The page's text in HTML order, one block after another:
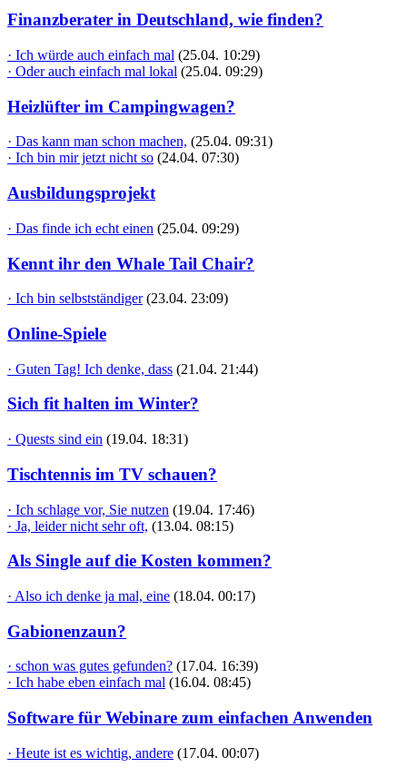
Finanzberater in Deutschland, wie finden?
· Ich würde auch einfach mal (25.04. 10:29)
· Oder auch einfach mal lokal (25.04. 09:29)
Heizlüfter im Campingwagen?
· Das kann man schon machen, (25.04. 09:31)
· Ich bin mir jetzt nicht so (24.04. 07:30)
Ausbildungsprojekt
· Das finde ich echt einen (25.04. 09:29)
Kennt ihr den Whale Tail Chair?
· Ich bin selbstständiger (23.04. 23:09)
Online-Spiele
· Guten Tag! Ich denke, dass (21.04. 21:44)
Sich fit halten im Winter?
· Quests sind ein (19.04. 18:31)
Tischtennis im TV schauen?
· Ich schlage vor, Sie nutzen (19.04. 17:46)
· Ja, leider nicht sehr oft, (13.04. 08:15)
Als Single auf die Kosten kommen?
· Also ich denke ja mal, eine (18.04. 00:17)
Gabionenzaun?
· schon was gutes gefunden? (17.04. 16:39)
· Ich habe eben einfach mal (16.04. 08:45)
Software für Webinare zum einfachen Anwenden
· Heute ist es wichtig, andere (17.04. 00:07)